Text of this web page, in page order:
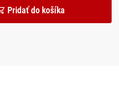
Pridať do košíka